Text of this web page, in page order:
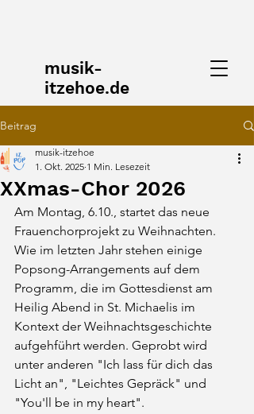
musik-
itzehoe.de
Beitrag
XXmas-Chor 2026
musik-itzehoe
1. Okt. 2025 1 Min. Lesezeit
Am Montag, 6.10., startet das neue
Frauenchorprojekt zu Weihnachten.
Wie im letzten Jahr stehen einige
Popsong-Arrangements auf dem
Programm, die im Gottesdienst am
Heilig Abend in St. Michaelis im
Kontext der Weihnachtsgeschichte
aufgehführt werden. Geprobt wird
unter anderen "Ich lass für dich das
Licht an", "Leichtes Gepräck" und
"You'll be in my heart".